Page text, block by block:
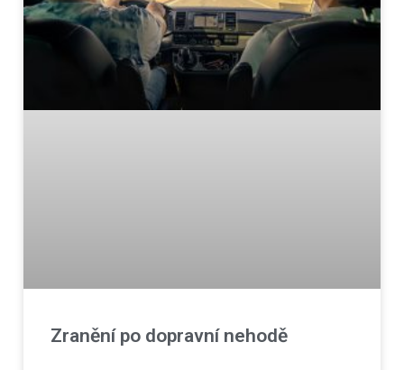
Zranění po dopravní nehodě